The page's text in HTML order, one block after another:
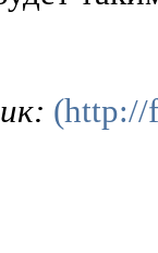
(http://